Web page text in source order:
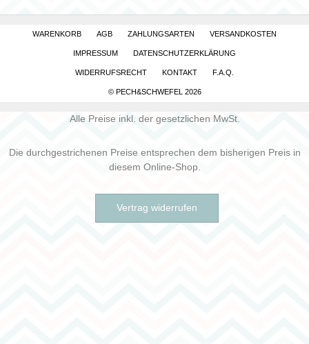
WARENKORB AGB ZAHLUNGSARTEN VERSANDKOSTEN
IMPRESSUM DATENSCHUTZERKLÄRUNG
WIDERRUFSRECHT KONTAKT F.A.Q.
© PECH&SCHWEFEL 2026
Alle Preise inkl. der gesetzlichen MwSt.
Die durchgestrichenen Preise entsprechen dem bisherigen Preis in
diesem Online-Shop.
Vertrag widerrufen